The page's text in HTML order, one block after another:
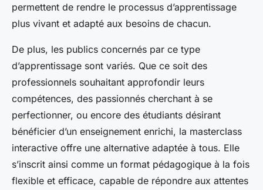
permettent de rendre le processus d’apprentissage
plus vivant et adapté aux besoins de chacun.
De plus, les publics concernés par ce type
d’apprentissage sont variés. Que ce soit des
professionnels souhaitant approfondir leurs
compétences, des passionnés cherchant à se
perfectionner, ou encore des étudiants désirant
bénéficier d’un enseignement enrichi, la masterclass
interactive offre une alternative adaptée à tous. Elle
s’inscrit ainsi comme un format pédagogique à la fois
flexible et efficace, capable de répondre aux attentes